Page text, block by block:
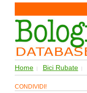
Home | Bici Rubate |
CONDIVIDI!